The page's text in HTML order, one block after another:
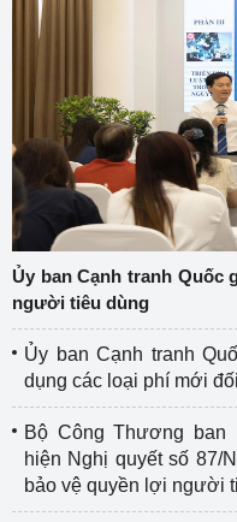
Ủy ban Cạnh tranh Quốc
người tiêu dùng
Ủy ban Cạnh tranh
dụng các loại phí mới
Bộ Công Thương ban
hiện Nghị quyết số 87/
bảo vệ quyền lợi người